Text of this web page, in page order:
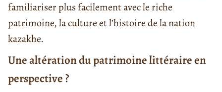
familiariser plus facilement avec le riche
patrimoine, la culture et l’histoire de la nation
kazakhe.
Une altération du patrimoine littéraire en
perspective ?